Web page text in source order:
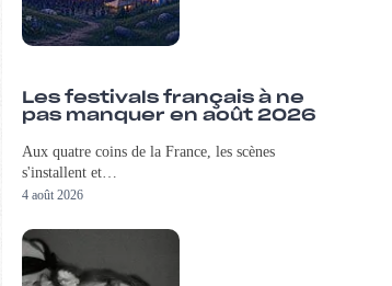
Les festivals français à ne
pas manquer en août 2026
Aux quatre coins de la France, les scènes
s'installent et…
4 août 2026